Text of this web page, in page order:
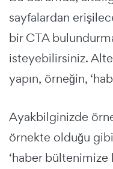
sayfalardan
bir CTA
isteyebilirsiniz.
yapın, örneğin,
Ayakbilginizde
örnekte olduğu
‘haber bültenimize